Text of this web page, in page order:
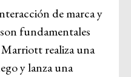
de marca y
fundamentales
Marriott realiza una
y lanza una